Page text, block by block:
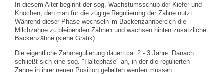
In diesem Alter beginnt der sog. Wachstumsschub der Kiefer und
Knochen, den man für die zügige Regulierung der Zähne nutzt.
Während dieser Phase wechseln im Backenzahnbereich die
Milchzähne zu bleibenden Zähnen und wachsen hinten zusätzliche
Backenzähne (siehe Grafik).
Die eigentliche Zahnregulierung dauert ca. 2 - 3 Jahre. Danach
schließt sich eine sog. "Haltephase" an, in der die regulierten
Zähne in ihrer neuen Position gehalten werden müssen.